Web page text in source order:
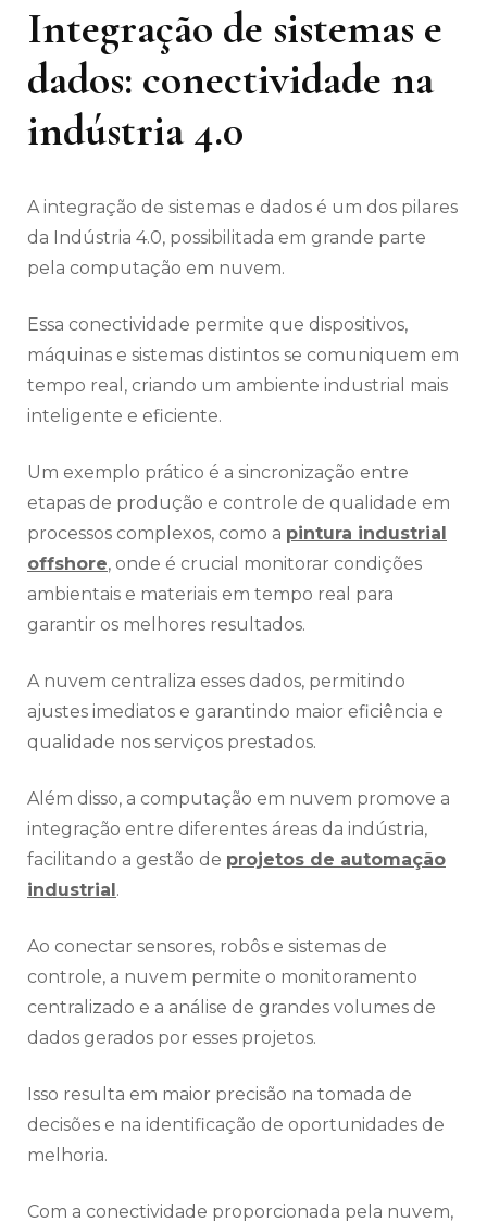
Integração de sistemas e
dados: conectividade na
indústria 4.0
A integração de sistemas e dados é um dos pilares
da Indústria 4.0, possibilitada em grande parte
pela computação em nuvem.
Essa conectividade permite que dispositivos,
máquinas e sistemas distintos se comuniquem em
tempo real, criando um ambiente industrial mais
inteligente e eficiente.
Um exemplo prático é a sincronização entre
etapas de produção e controle de qualidade em
processos complexos, como a pintura industrial
offshore, onde é crucial monitorar condições
ambientais e materiais em tempo real para
garantir os melhores resultados.
A nuvem centraliza esses dados, permitindo
ajustes imediatos e garantindo maior eficiência e
qualidade nos serviços prestados.
Além disso, a computação em nuvem promove a
integração entre diferentes áreas da indústria,
facilitando a gestão de projetos de automação
industrial.
Ao conectar sensores, robôs e sistemas de
controle, a nuvem permite o monitoramento
centralizado e a análise de grandes volumes de
dados gerados por esses projetos.
Isso resulta em maior precisão na tomada de
decisões e na identificação de oportunidades de
melhoria.
Com a conectividade proporcionada pela nuvem,